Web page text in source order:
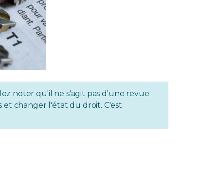
noter qu'il ne s'agit pas d'une revue
changer l'état du droit. C'est